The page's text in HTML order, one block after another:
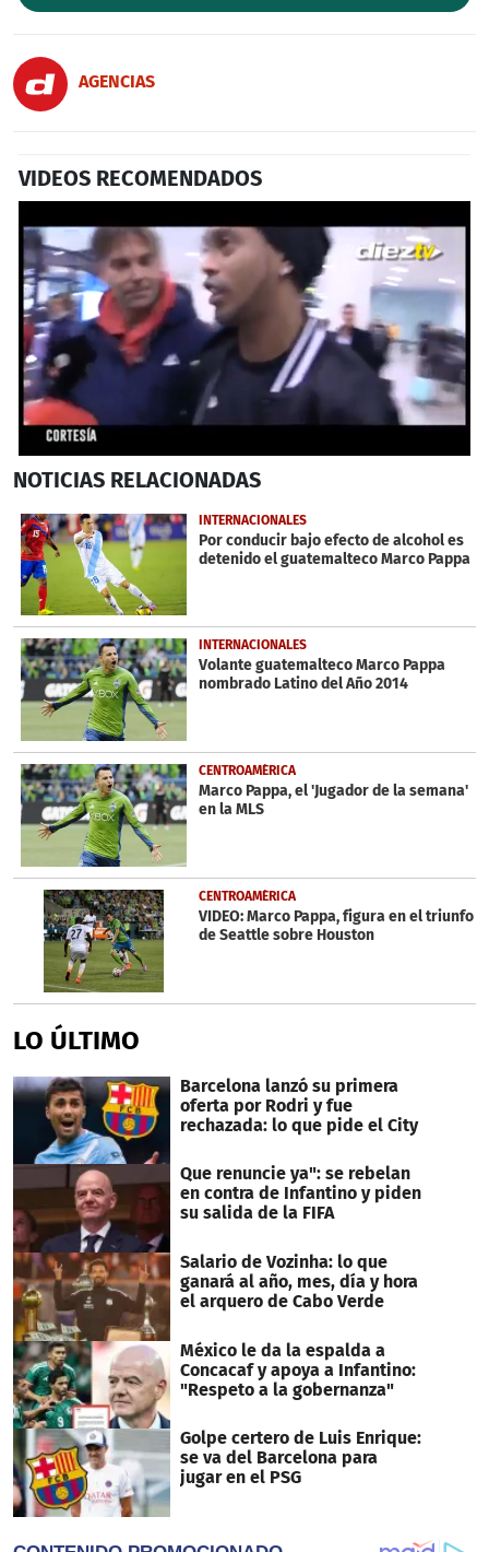
AGENCIAS
VIDEOS RECOMENDADOS
seconds
1
minute,
38
seconds
NOTICIAS RELACIONADAS
INTERNACIONALES
Por conducir bajo efecto de alcohol es
detenido el guatemalteco Marco Pappa
INTERNACIONALES
Volante guatemalteco Marco Pappa
nombrado Latino del Año 2014
CENTROAMÉRICA
Marco Pappa, el 'Jugador de la semana'
en la MLS
CENTROAMÉRICA
VIDEO: Marco Pappa, figura en el triunfo
de Seattle sobre Houston
LO ÚLTIMO
Barcelona lanzó su primera
oferta por Rodri y fue
rechazada: lo que pide el City
Que renuncie ya": se rebelan
en contra de Infantino y piden
su salida de la FIFA
Salario de Vozinha: lo que
ganará al año, mes, día y hora
el arquero de Cabo Verde
México le da la espalda a
Concacaf y apoya a Infantino:
"Respeto a la gobernanza"
Golpe certero de Luis Enrique:
se va del Barcelona para
jugar en el PSG